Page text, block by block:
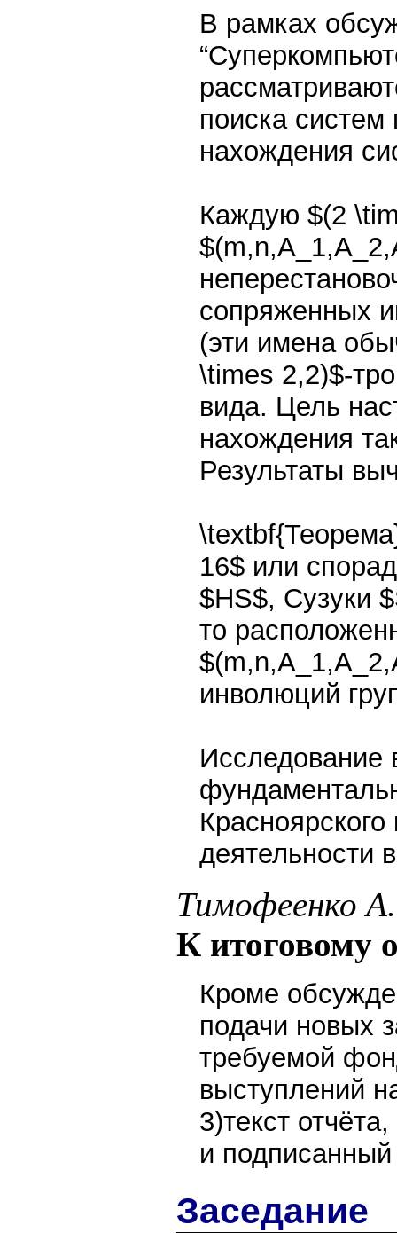
В рамках
поиска
нахождения
Каждую $(2
сопряженных
(эти имена
\times 2,2)$-
вида. Цель
нахождения
Результаты
16$ или
$HS$, Сузуки
то
инволюций
Исследование
деятельности
Тимофеенко
К итоговому
Кроме
подачи новых
требуемой
выступлений
3)текст
и
Заседание